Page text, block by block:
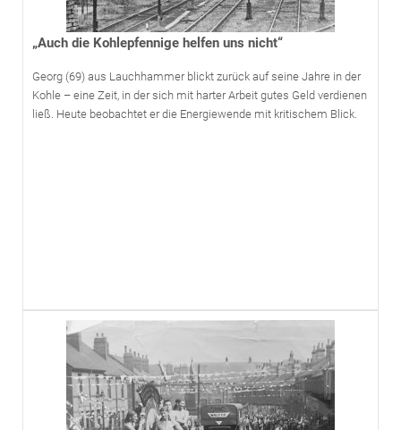
„Auch die Kohlepfennige helfen uns nicht“
Georg (69) aus Lauchhammer blickt zurück auf seine Jahre in der
Kohle – eine Zeit, in der sich mit harter Arbeit gutes Geld verdienen
ließ. Heute beobachtet er die Energiewende mit kritischem Blick.